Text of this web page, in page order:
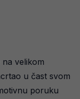
na velikom
u čast svom
poruku